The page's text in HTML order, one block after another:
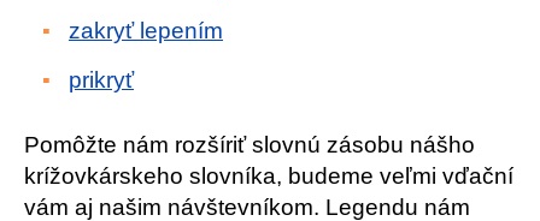
zakryť lepením
prikryť
Pomôžte nám rozšíriť slovnú zásobu nášho
krížovkárskeho slovníka, budeme veľmi vďační
vám aj našim návštevníkom. Legendu nám